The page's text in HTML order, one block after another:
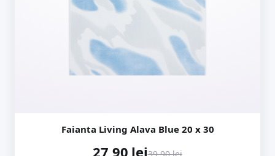
Faianta Living Alava Blue 20 x 30
27,90 lei